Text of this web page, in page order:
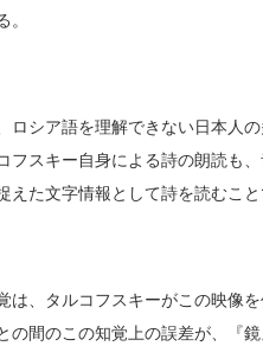
ロシア語を理解できない日本人
フスキー自身による詩の朗読も
えた文字情報として詩を読むこ
は、タルコフスキーがこの映像
の間のこの知覚上の誤差が、『